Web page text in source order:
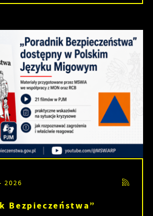
2026
Bezpieczeństwa”